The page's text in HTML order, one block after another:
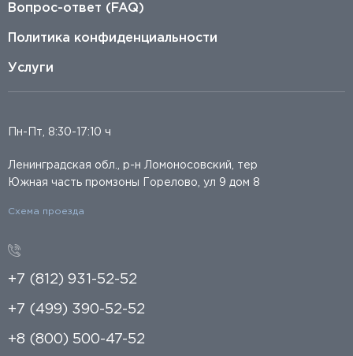
Вопрос-ответ (FAQ)
Политика конфиденциальности
Услуги
Пн-Пт, 8:30-17:10 ч
Ленинградская обл., р-н Ломоносовский, тер
Южная часть промзоны Горелово, ул 9 дом 8
Схема проезда
+7 (812) 931-52-52
+7 (499) 390-52-52
+8 (800) 500-47-52